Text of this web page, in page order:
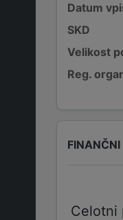
Datum
SKD
Velikost
Reg.
Celotni